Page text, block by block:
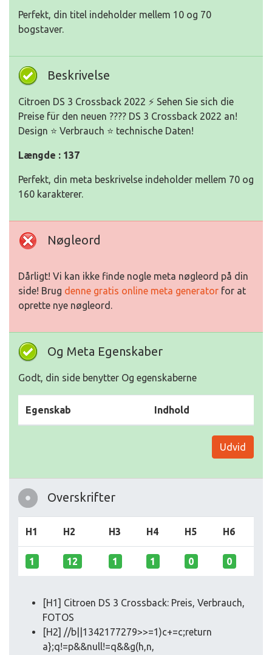
Perfekt, din titel indeholder mellem 10 og 70
bogstaver.
Beskrivelse
Citroen DS 3 Crossback 2022 ⚡ Sehen Sie sich die
Preise für den neuen ???? DS 3 Crossback 2022 an!
Design ⭐ Verbrauch ⭐ technische Daten!
Længde : 137
Perfekt, din meta beskrivelse indeholder mellem 70 og
160 karakterer.
Nøgleord
Dårligt! Vi kan ikke finde nogle meta nøgleord på din
side! Brug denne gratis online meta generator for at
oprette nye nøgleord.
Og Meta Egenskaber
Godt, din side benytter Og egenskaberne
Egenskab Indhold
Udvid
Overskrifter
H1 H2 H3 H4 H5 H6
1 12 1 1 0 0
[H1] Citroen DS 3 Crossback: Preis, Verbrauch,
FOTOS
[H2] //b||1342177279>>=1)c+=c;return
a};q!=p&&null!=q&&g(h,n,